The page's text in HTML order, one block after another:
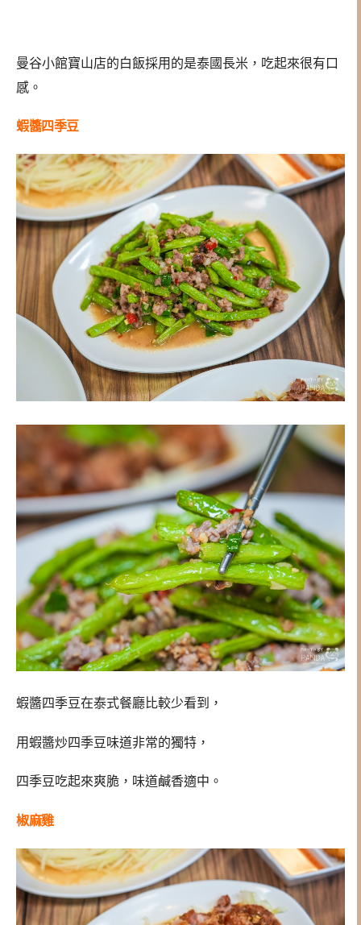
曼谷小館寶山店的白飯採用的是泰國長米，吃起來很有口
感。
蝦醬四季豆
蝦醬四季豆在泰式餐廳比較少看到，
用蝦醬炒四季豆味道非常的獨特，
四季豆吃起來爽脆，味道鹹香適中。
椒麻雞